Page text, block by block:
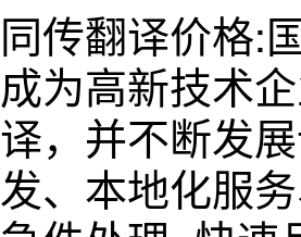
同传翻译价格:
成为高新技术
译，并不断发
发、本地化服